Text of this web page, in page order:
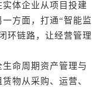
体企业从项目投建
方面，打通“智能监
环链路，让经营管理
命周期资产管理与
物从采购、运营、